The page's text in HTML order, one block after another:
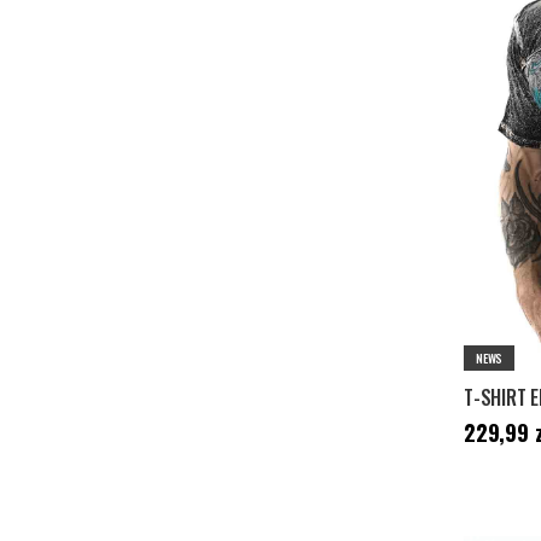
NEWS
Cena:
229,99